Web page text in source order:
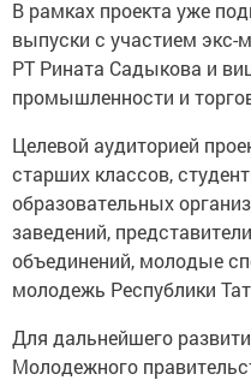
В рамках проекта уже
выпуски с участием
РТ Рината Садыкова и
промышленности и
Целевой аудиторией
старших классов,
образовательных
заведений,
объединений, молодые
молодежь Республики
Для дальнейшего
Молодежного